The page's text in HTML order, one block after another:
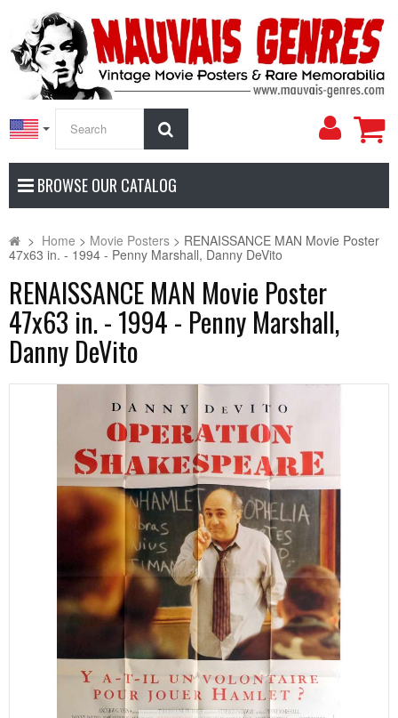
My
BROWSE OUR CATALOG
> Home > Movie Posters > RENAISSANCE MAN Movie Poster
47x63 in. - 1994 - Penny Marshall, Danny DeVito
RENAISSANCE MAN Movie Poster
47x63 in. - 1994 - Penny Marshall,
Danny DeVito